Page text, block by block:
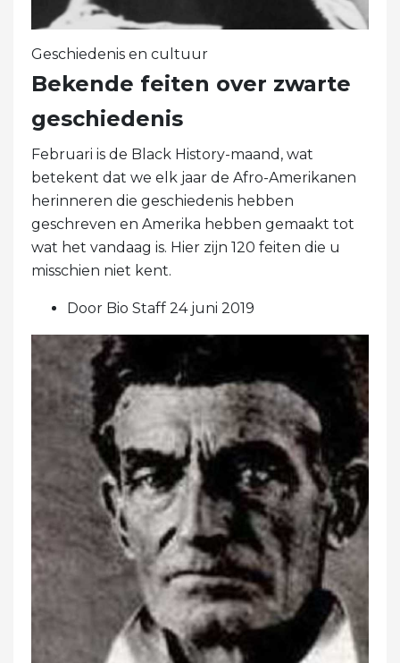
Geschiedenis en cultuur
Bekende feiten over zwarte
geschiedenis
Februari is de Black History-maand, wat
betekent dat we elk jaar de Afro-Amerikanen
herinneren die geschiedenis hebben
geschreven en Amerika hebben gemaakt tot
wat het vandaag is. Hier zijn 120 feiten die u
misschien niet kent.
Door Bio Staff 24 juni 2019